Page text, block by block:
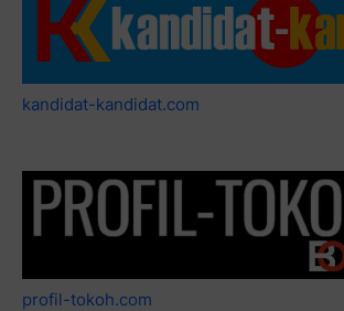
kandidat-kandidat.com
profil-tokoh.com